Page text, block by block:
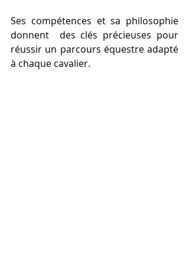
Ses compétences et sa philosophie
donnent  des clés précieuses pour
réussir un parcours équestre adapté
à chaque cavalier.